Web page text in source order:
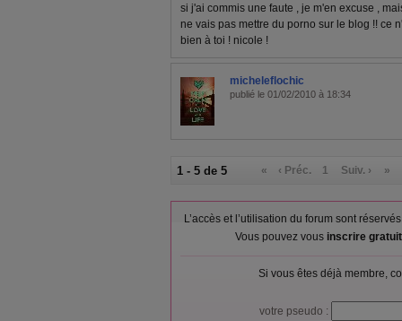
si j'ai commis une faute , je m'en excuse ,
ne vais pas mettre du porno sur le blog !! ce
bien à toi ! nicole !
micheleflochic
publié le 01/02/2010 à 18:34
1 - 5 de 5 « ‹ Préc. 1 Suiv. › »
L’accès et l’utilisation du forum sont
Vous pouvez vous inscrire
Si vous êtes déjà membre,
votre pseudo :